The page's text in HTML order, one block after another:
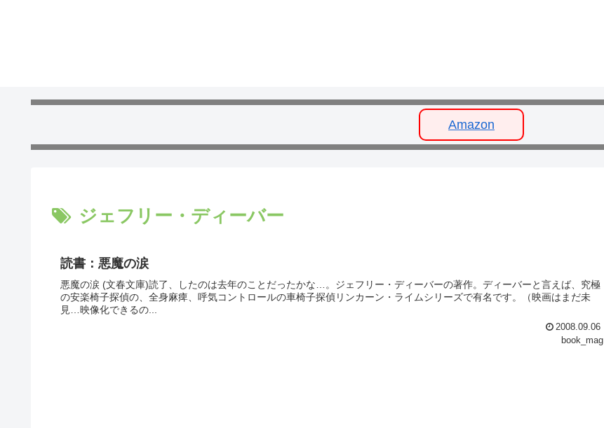
Amazon
ジェフリー・ディーバー
読書：悪魔の涙
悪魔の涙 (文春文庫)読了、したのは去年のことだったかな…。ジェフリー・ディーバーの著作。ディーバーと言えば、究極
の安楽椅子探偵の、全身麻痺、呼気コントロールの車椅子探偵リンカーン・ライムシリーズで有名です。（映画はまだ未
見…映像化できるの...
2008.09.06
book_mag